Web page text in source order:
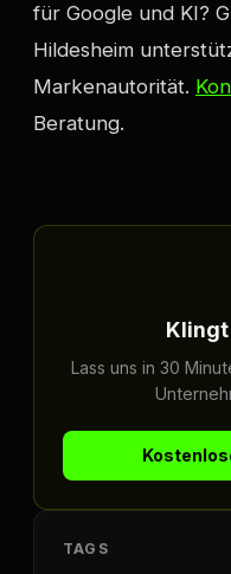
für Google und KI?
Hildesheim
Markenautorität.
Beratung.
Lass uns in 30
TAGS